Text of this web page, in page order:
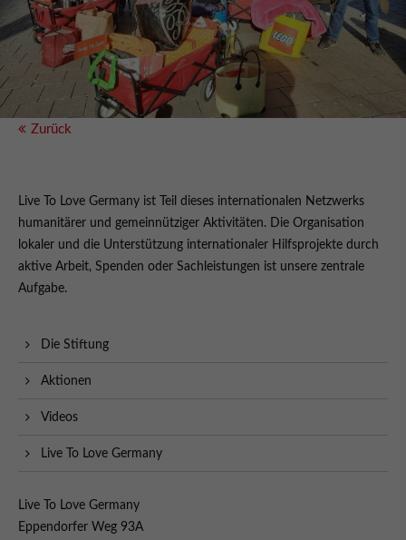
Zurück
Live To Love Germany ist Teil dieses internationalen Netzwerks
humanitärer und gemeinnütziger Aktivitäten. Die Organisation
lokaler und die Unterstützung internationaler Hilfsprojekte durch
aktive Arbeit, Spenden oder Sachleistungen ist unsere zentrale
Aufgabe.
Die Stiftung
Aktionen
Videos
Live To Love Germany
Live To Love Germany
Eppendorfer Weg 93A